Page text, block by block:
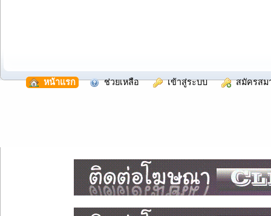
หน้าแรก ช่วยเหลือ เข้าสู่ระบบ สมัครสม